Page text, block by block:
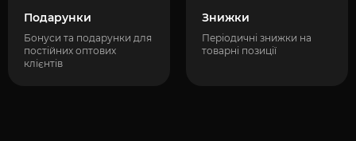
Подарунки
Бонуси та подарунки для
постійних оптових
клієнтів
Знижки
Періодичні знижки на
товарні позиції